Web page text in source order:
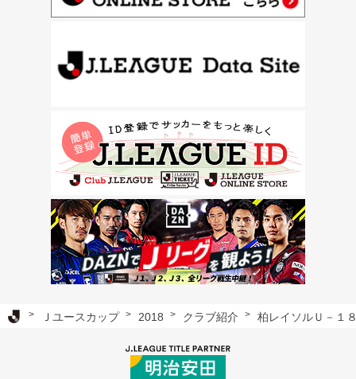
Ｊリーグ TOP
Ｊユースカップ 2018 クラブ紹介 柏レイソルＵ－１